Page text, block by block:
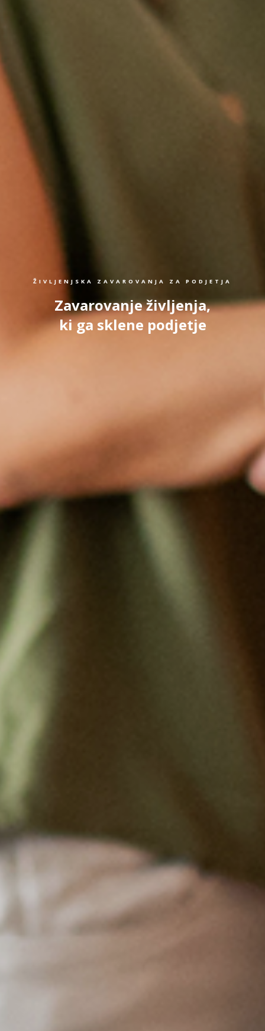
ŽIVLJENJSKA ZAVAROVANJA ZA PODJETJA
Zavarovanje življenja,
ki ga sklene podjetje